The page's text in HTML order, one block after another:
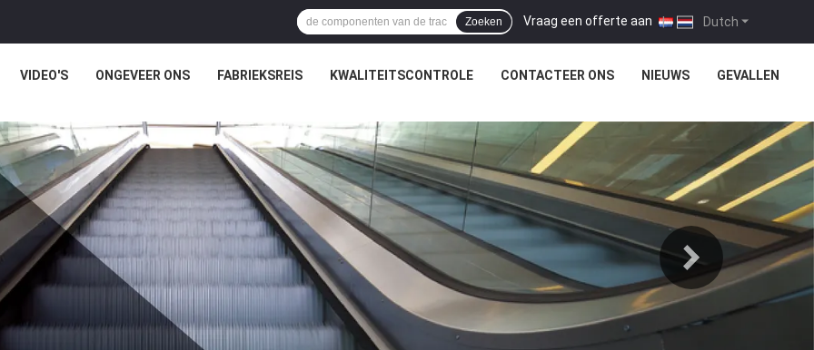
Dutch
Vraag een offerte aan |
Zoeken
VIDEO'S ONGEVEER ONS FABRIEKSREIS KWALITEITSCONTROLE CONTACTEER ONS NIEUWS GEVALLEN